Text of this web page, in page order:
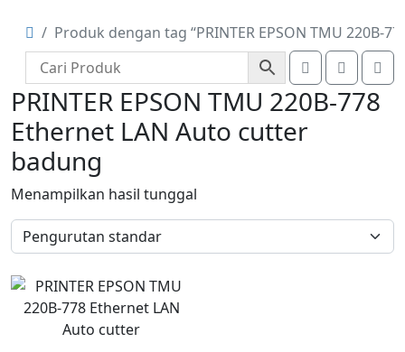
Produk dengan tag “PRINTER EPSON TMU 220B-
Account
PRINTER EPSON TMU 220B-778
Ethernet LAN Auto cutter
badung
Menampilkan hasil tunggal